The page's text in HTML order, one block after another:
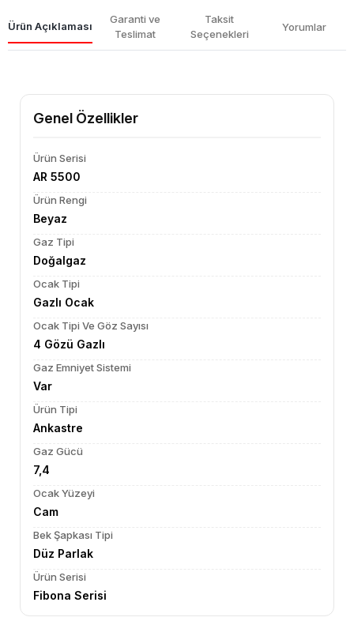
Ürün Açıklaması
Garanti ve
Teslimat
Taksit
Seçenekleri
Yorumlar
Genel Özellikler
Ürün Serisi
AR 5500
Ürün Rengi
Beyaz
Gaz Tipi
Doğalgaz
Ocak Tipi
Gazlı Ocak
Ocak Tipi Ve Göz Sayısı
4 Gözü Gazlı
Gaz Emniyet Sistemi
Var
Ürün Tipi
Ankastre
Gaz Gücü
7,4
Ocak Yüzeyi
Cam
Bek Şapkası Tipi
Düz Parlak
Ürün Serisi
Fibona Serisi